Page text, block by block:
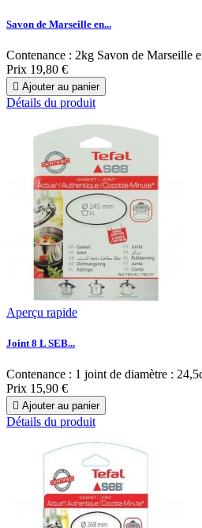
Savon de Marseille en...
Contenance : 2kg Savon de Marseille
Prix 19,80 €
 Ajouter au panier
Détails du produit
Aperçu rapide
Joint 8 L SEB...
Contenance : 1 joint de diamètre :
Prix 15,90 €
 Ajouter au panier
Détails du produit